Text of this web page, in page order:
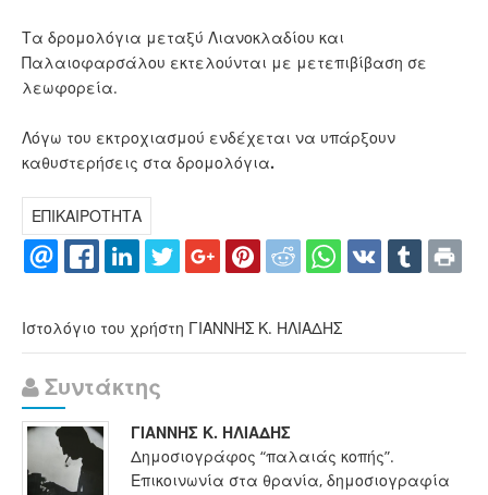
Τα δρομολόγια μεταξύ Λιανοκλαδίου και
Παλαιοφαρσάλου εκτελούνται με μετεπιβίβαση σε
λεωφορεία.
Λόγω του εκτροχιασμού ενδέχεται να υπάρξουν
καθυστερήσεις στα δρομολόγια.
ΕΠΙΚΑΙΡΟΤΗΤΑ
Ιστολόγιο του χρήστη ΓΙΑΝΝΗΣ Κ. ΗΛΙΑΔΗΣ
Συντάκτης
ΓΙΑΝΝΗΣ Κ. ΗΛΙΑΔΗΣ
Δημοσιογράφος “παλαιάς κοπής”.
Επικοινωνία στα θρανία, δημοσιογραφία